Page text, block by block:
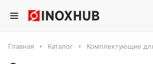
Главная Каталог Комплектующие